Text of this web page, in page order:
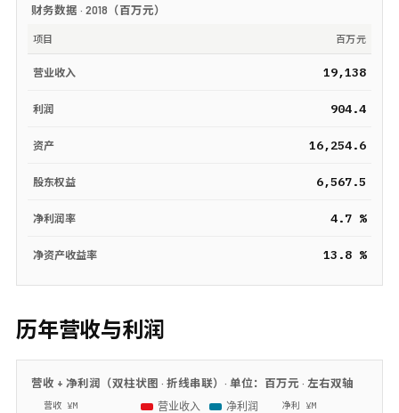
财务数据 · 2018 （百万元）
项目 百万元
营业收入 19,138
利润 904.4
资产 16,254.6
股东权益 6,567.5
净利润率 4.7 %
净资产收益率 13.8 %
历年营收与利润
营收 + 净利润（双柱状图 · 折线串联）· 单位： 百万元 · 左右双轴